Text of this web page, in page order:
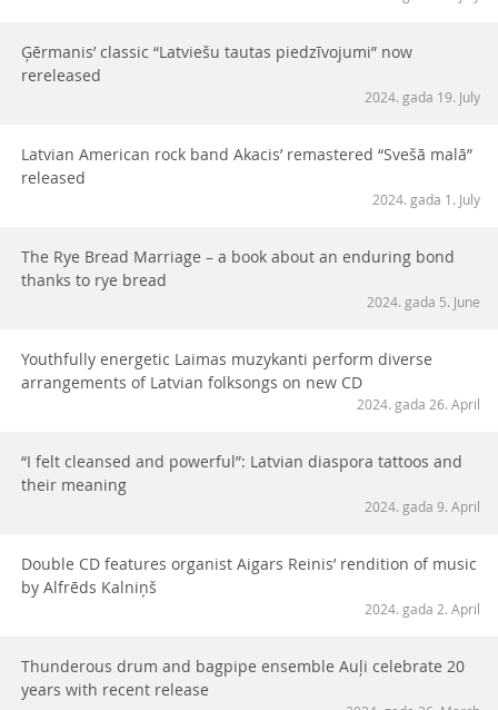
Ģērmanis’ classic “Latviešu tautas piedzīvojumi” now
rereleased
2024. gada 19. July
Latvian American rock band Akacis’ remastered “Svešā malā”
released
2024. gada 1. July
The Rye Bread Marriage – a book about an enduring bond
thanks to rye bread
2024. gada 5. June
Youthfully energetic Laimas muzykanti perform diverse
arrangements of Latvian folksongs on new CD
2024. gada 26. April
“I felt cleansed and powerful”: Latvian diaspora tattoos and
their meaning
2024. gada 9. April
Double CD features organist Aigars Reinis’ rendition of music
by Alfrēds Kalniņš
2024. gada 2. April
Thunderous drum and bagpipe ensemble Auļi celebrate 20
years with recent release